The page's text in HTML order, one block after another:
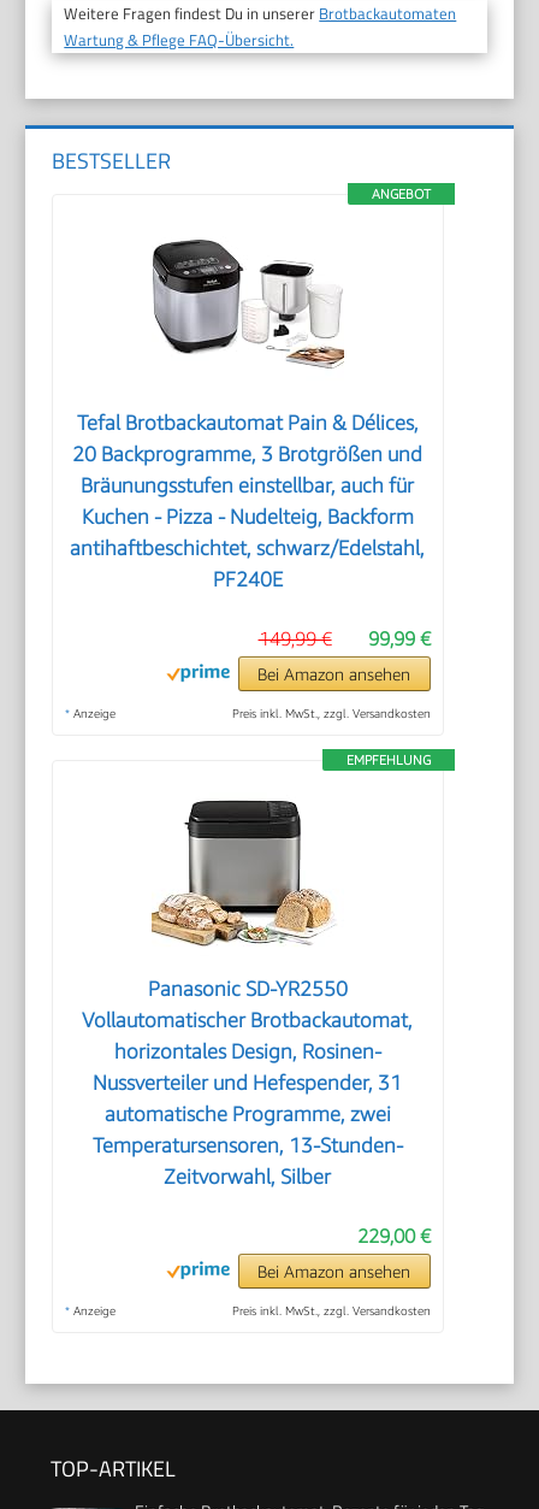
Weitere Fragen findest Du in unserer Brotbackautomaten
Wartung & Pflege FAQ-Übersicht.
BESTSELLER
ANGEBOT
Tefal Brotbackautomat Pain & Délices,
20 Backprogramme, 3 Brotgrößen und
Bräunungsstufen einstellbar, auch für
Kuchen - Pizza - Nudelteig, Backform
antihaftbeschichtet, schwarz/Edelstahl,
PF240E
99,99 €
149,99 €
Bei Amazon ansehen
* Anzeige Preis inkl. MwSt., zzgl. Versandkosten
EMPFEHLUNG
Panasonic SD-YR2550
Vollautomatischer Brotbackautomat,
horizontales Design, Rosinen-
Nussverteiler und Hefespender, 31
automatische Programme, zwei
Temperatursensoren, 13-Stunden-
Zeitvorwahl, Silber
229,00 €
Bei Amazon ansehen
* Anzeige Preis inkl. MwSt., zzgl. Versandkosten
TOP-ARTIKEL